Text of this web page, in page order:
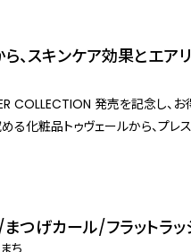
サー100名を対象とした“今気にな
リリースでは、その調査結果とイ
阿保義久院長）へのインタビュー
メディアユーザーログイン後にご
ら、スキンケア効果とエ
止めパウダー(SPF50+)
し、お得な数量限定セットも同時発
つげカール/フラットラッ
ち